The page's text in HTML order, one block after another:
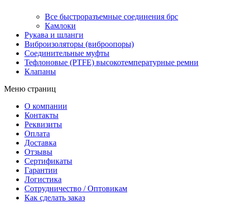
Все быстроразъемные соединения брс
Камлоки
Рукава и шланги
Виброизоляторы (виброопоры)
Соединительные муфты
Тефлоновые (PTFE) высокотемпературные ремни
Клапаны
Меню страниц
О компании
Контакты
Реквизиты
Оплата
Доставка
Отзывы
Сертификаты
Гарантии
Логистика
Сотрудничество / Оптовикам
Как сделать заказ